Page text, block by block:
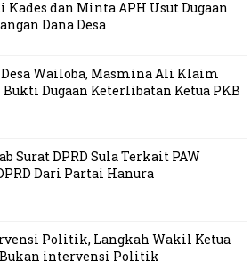
Kades dan Minta APH Usut Dugaan
Dana Desa
Wailoba, Masmina Ali Klaim
Dugaan Keterlibatan Ketua PKB
Surat DPRD Sula Terkait PAW
Dari Partai Hanura
Politik, Langkah Wakil Ketua
intervensi Politik